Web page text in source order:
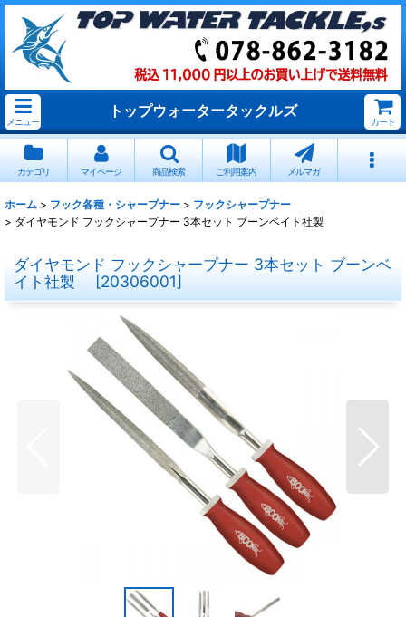
メニュー
トップウォータータックルズ
カート
カテゴリ マイページ 商品検索 ご利用案内 メルマガ
ホーム > フック各種・シャープナー > フックシャープナー
> ダイヤモンド フックシャープナー 3本セット ブーンベイト社製
ダイヤモンド フックシャープナー 3本セット ブーンベ
イト社製
[20306001]